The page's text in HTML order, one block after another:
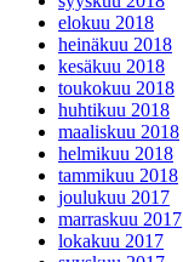
elokuu 2018
heinäkuu 2018
kesäkuu 2018
toukokuu 2018
huhtikuu 2018
maaliskuu 2018
helmikuu 2018
tammikuu 2018
joulukuu 2017
marraskuu 2017
lokakuu 2017